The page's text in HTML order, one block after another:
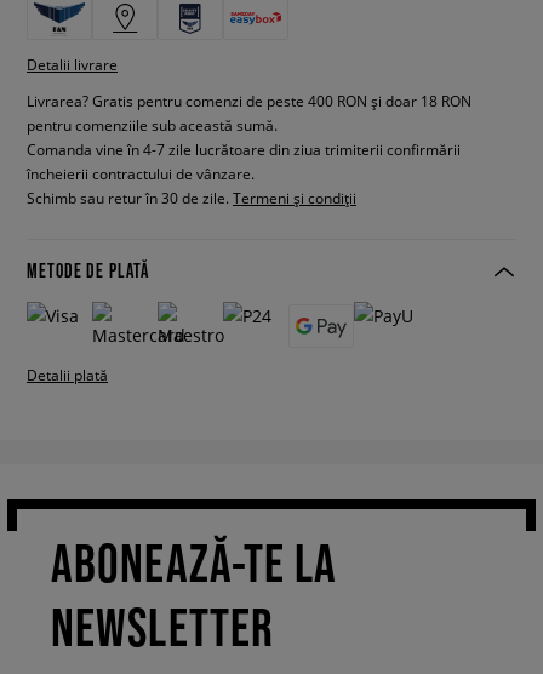
Detalii livrare
Livrarea? Gratis pentru comenzi de peste 400 RON și doar 18 RON
pentru comenziile sub această sumă.
Comanda vine în 4-7 zile lucrătoare din ziua trimiterii confirmării
încheierii contractului de vânzare.
Schimb sau retur în 30 de zile. Termeni și condiții
METODE DE PLATĂ
Detalii plată
ABONEAZĂ-TE LA
NEWSLETTER